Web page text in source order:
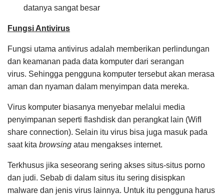
datanya sangat besar
Fungsi Antivirus
Fungsi utama antivirus adalah memberikan perlindungan
dan keamanan pada data komputer dari serangan
virus. Sehingga pengguna komputer tersebut akan merasa
aman dan nyaman dalam menyimpan data mereka.
Virus komputer biasanya menyebar melalui media
penyimpanan seperti flashdisk dan perangkat lain (WifI
share connection). Selain itu virus bisa juga masuk pada
saat kita browsing atau mengakses internet.
Terkhusus jika seseorang sering akses situs-situs porno
dan judi. Sebab di dalam situs itu sering disispkan
malware dan jenis virus lainnya. Untuk itu pengguna harus